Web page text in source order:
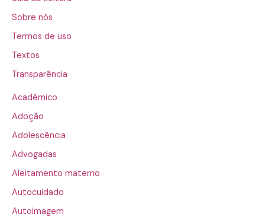
Sobre nós
Termos de uso
Textos
Transparência
Acadêmico
Adoção
Adolescência
Advogadas
Aleitamento materno
Autocuidado
Autoimagem